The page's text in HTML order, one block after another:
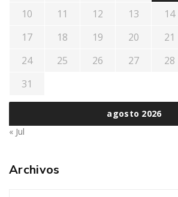
agosto 2026
10
11 12 13 14
17
18 19 20 21
24
25 26 27 28
31
« Jul
Archivos